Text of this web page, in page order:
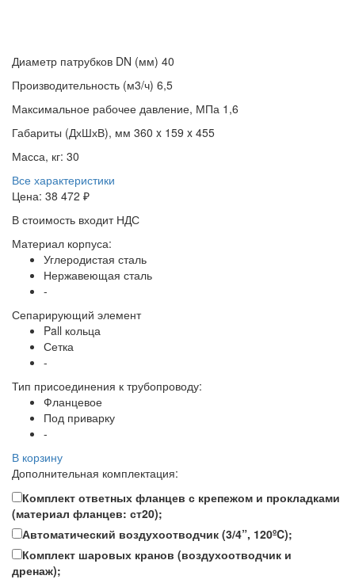
Диаметр патрубков DN (мм) 40
Производительность (м3/ч) 6,5
Максимальное рабочее давление, МПа 1,6
Габариты (ДхШхВ), мм 360 x 159 x 455
Масса, кг: 30
Все характеристики
Цена: 38 472 ₽
В стоимость входит НДС
Материал корпуса:
Углеродистая сталь
Нержавеющая сталь
-
Сепарирующий элемент
Pall кольца
Сетка
-
Тип присоединения к трубопроводу:
Фланцевое
Под приварку
-
В корзину
Дополнительная комплектация:
Комплект ответных фланцев с крепежом и прокладками
(материал фланцев: ст20);
Автоматический воздухоотводчик (3/4”, 120ºC);
Комплект шаровых кранов (воздухоотводчик и
дренаж);